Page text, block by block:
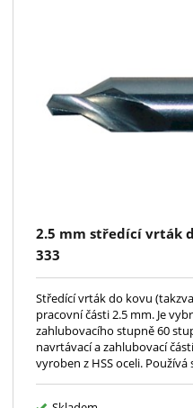
2.5 mm středící vrták
333
Středící vrták do kovu
pracovní části 2.5 mm. Je
zahlubovacího stupně 60
navrtávací a zahlubovací
vyroben z HSS oceli. Používá